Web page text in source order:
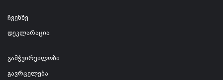
ჩვენზე
დეკლარაცია
გამჭვირვალობა
გავრცელება